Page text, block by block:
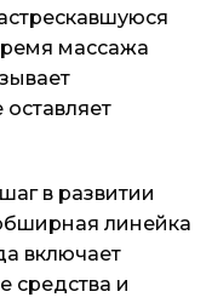
массажа
в развитии
линейка
включает
средства и